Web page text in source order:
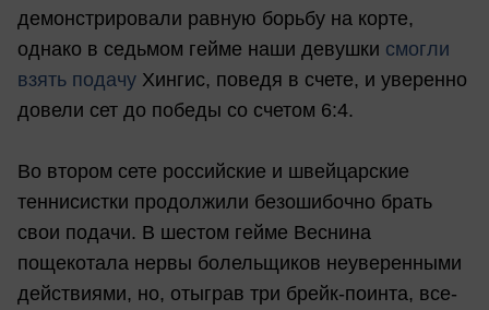
демонстрировали равную борьбу на корте,
однако в седьмом гейме наши девушки смогли
взять подачу Хингис, поведя в счете, и уверенно
довели сет до победы со счетом 6:4.
Во втором сете российские и швейцарские
теннисистки продолжили безошибочно брать
свои подачи. В шестом гейме Веснина
пощекотала нервы болельщиков неуверенными
действиями, но, отыграв три брейк-поинта, все-